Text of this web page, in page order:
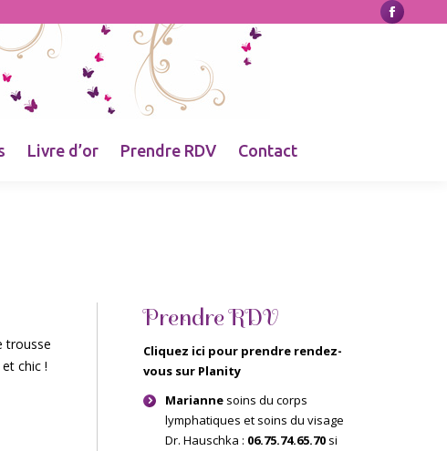
La
Livre d’or Prendre RDV Contact
trousse
chic !
Prendre RDV
Cliquez ici pour prendre rendez-
vous sur Planity
Marianne soins du corps
lymphatiques et soins du visage
Dr. Hauschka : 06.75.74.65.70 si